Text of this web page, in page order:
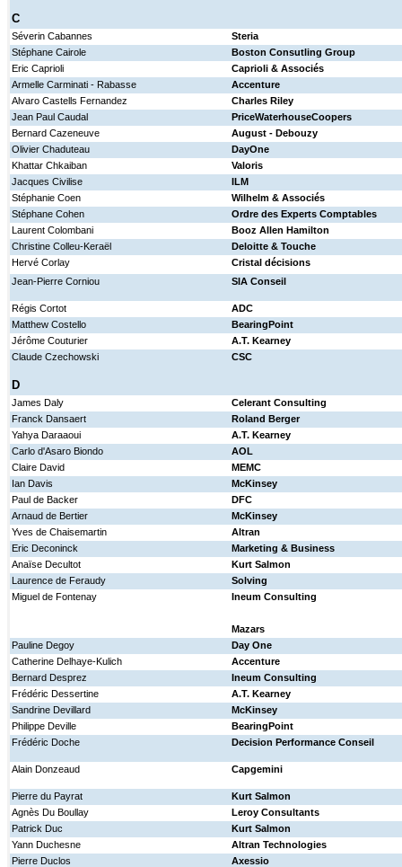
C
Séverin Cabannes
Steria
Stéphane Cairole
Boston Consutling Group
Eric Caprioli
Caprioli & Associés
Armelle Carminati - Rabasse
Accenture
Alvaro Castells Fernandez
Charles Riley
Jean Paul Caudal
PriceWaterhouseCoopers
Bernard Cazeneuve
August - Debouzy
Olivier Chaduteau
DayOne
Khattar Chkaiban
Valoris
Jacques Civilise
ILM
Stéphanie Coen
Wilhelm & Associés
Stéphane Cohen
Ordre des Experts Comptables
Laurent Colombani
Booz Allen Hamilton
Christine Colleu-Keraël
Deloitte & Touche
Hervé Corlay
Cristal décisions
Jean-Pierre Corniou
SIA Conseil
Régis Cortot
ADC
Matthew Costello
BearingPoint
Jérôme Couturier
A.T. Kearney
Claude Czechowski
CSC
D
James Daly
Celerant Consulting
Franck Dansaert
Roland Berger
Yahya Daraaoui
A.T. Kearney
Carlo d'Asaro Biondo
AOL
Claire David
MEMC
Ian Davis
McKinsey
Paul de Backer
DFC
Arnaud de Bertier
McKinsey
Yves de Chaisemartin
Altran
Eric Deconinck
Marketing & Business
Anaïse Decultot
Kurt Salmon
Laurence de Feraudy
Solving
Miguel de Fontenay
Ineum Consulting
Mazars
Pauline Degoy
Day One
Catherine Delhaye-Kulich
Accenture
Bernard Desprez
Ineum Consulting
Frédéric Dessertine
A.T. Kearney
Sandrine Devillard
McKinsey
Philippe Deville
BearingPoint
Frédéric Doche
Decision Performance Conseil
Alain Donzeaud Capgemini
Pierre du Payrat
Kurt Salmon
Agnès Du Boullay
Leroy Consultants
Patrick Duc
Kurt Salmon
Yann Duchesne
Altran Technologies
Pierre Duclos
Axessio